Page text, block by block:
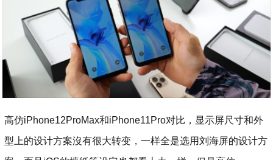
高仿iPhone12ProMax和iPhone11Pro对比，显示屏尺寸和外
型上的设计方案沒有很大转变，一样全是选用刘海屏的设计方